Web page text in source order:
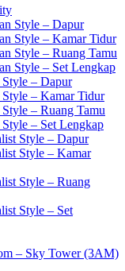
Style – Dapur
Style – Kamar Tidur
Style – Ruang Tamu
Style – Set Lengkap
– Dapur
– Kamar Tidur
– Ruang Tamu
– Set Lengkap
Style – Dapur
Style – Kamar
Style – Ruang
Style – Set
– Sky Tower (3AM)